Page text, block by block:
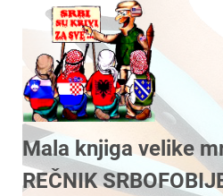
Mala knjiga velike
REČNIK